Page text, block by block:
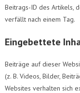
Beitrags-ID des Artikels,
verfällt nach einem Tag.
Eingebettete
Beiträge auf dieser
(z. B. Videos, Bilder,
Websites verhalten sich